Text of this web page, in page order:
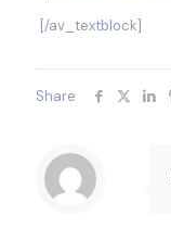
[/av_textblock]
Share